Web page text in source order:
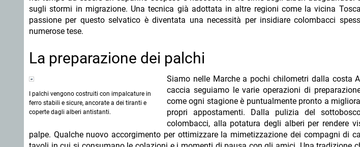
sugli stormi in migrazione. Una tecnica già adottata in altre regioni come la vicina
passione per questo selvatico è diventata una necessità per insidiare colombacci
numerose tese.
La preparazione dei palchi
I palchi vengono costruiti con impalcature in
ferro stabili e sicure, ancorate a dei tiranti e
coperte dagli alberi antistanti.
Siamo nelle Marche a pochi chilometri dalla costa
caccia seguiamo le varie operazioni di
come ogni stagione è puntualmente pronto a
propri appostamenti. Dalla pulizia del
colombacci, alla potatura degli alberi per rendere
palpe. Qualche nuovo accorgimento per ottimizzare la mimetizzazione dei compagni di